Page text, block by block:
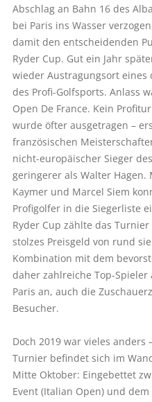
Abschlag an Bahn 16 des
bei Paris ins Wasser
damit den entscheidenden
Ryder Cup. Gut ein Jahr
wieder Austragungsort
des Profi-Golfsports. Anlass
Open De France. Kein
wurde öfter ausgetragen –
französischen
nicht-europäischer Sieger
geringerer als Walter
Kaymer und Marcel Siem
Profigolfer in die Siegerliste
Ryder Cup zählte das
stolzes Preisgeld von rund
Kombination mit dem
daher zahlreiche Top-Spieler
Paris an, auch die
Besucher.
Doch 2019 war vieles anders
Turnier befindet sich im
Mitte Oktober: Eingebettet
Event (Italian Open) und dem